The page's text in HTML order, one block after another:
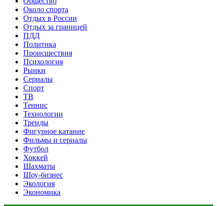
Около спорта
Отдых в России
Отдых за границей
ПДД
Политика
Происшествия
Психология
Рынки
Сериалы
Спорт
ТВ
Теннис
Технологии
Тренды
Фигурное катание
Фильмы и сериалы
Футбол
Хоккей
Шахматы
Шоу-бизнес
Экология
Экономика